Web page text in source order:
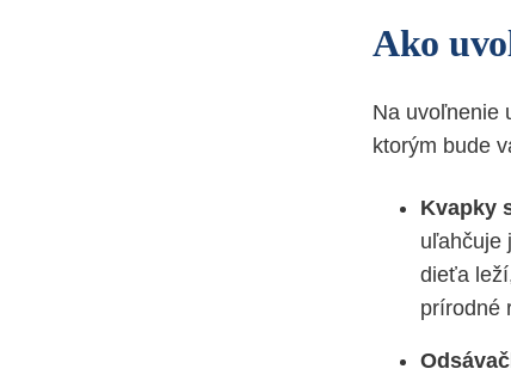
Ako
Na uvoľnenie
ktorým bude
Kvapky
uľahčuje
dieťa
prírodné